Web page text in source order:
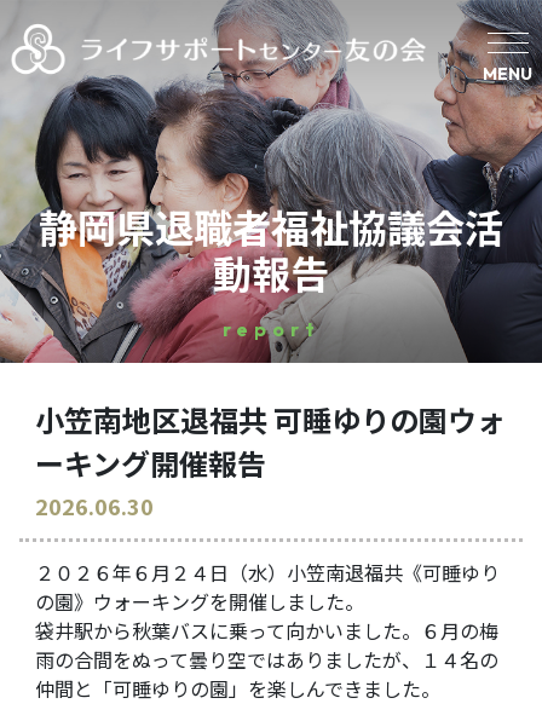
MENU
静岡県退職者福祉協議会活
動報告
report
小笠南地区退福共 可睡ゆりの園ウォ
ーキング開催報告
2026.06.30
２０２６年６月２４日（水）小笠南退福共《可睡ゆり
の園》ウォーキングを開催しました。
袋井駅から秋葉バスに乗って向かいました。６月の梅
雨の合間をぬって曇り空ではありましたが、１４名の
仲間と「可睡ゆりの園」を楽しんできました。